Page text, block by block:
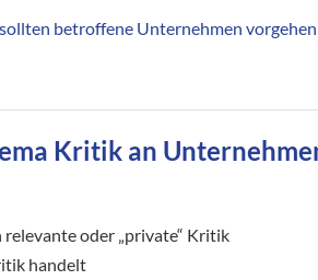
betroffene Unternehmen
Kritik an
oder „private“ Kritik
handelt